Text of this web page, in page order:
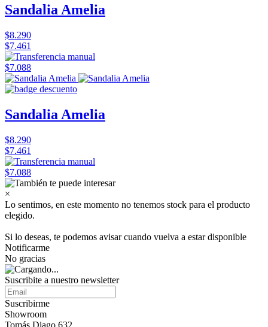
Sandalia Amelia
$8.290
$7.461
$7.088
Sandalia Amelia
$8.290
$7.461
$7.088
×
Lo sentimos, en este momento no tenemos stock para el producto
elegido.
Si lo deseas, te podemos avisar cuando vuelva a estar disponible
Notificarme
No gracias
Suscribite a nuestro newsletter
Suscribirme
Showroom
Tomás Diago 632